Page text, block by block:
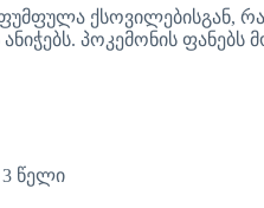
ქსოვილებისგან,
პოკემონის ფანებს
3 წელი